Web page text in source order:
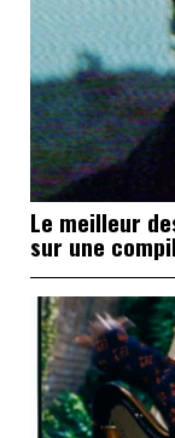
Le meilleur
sur une